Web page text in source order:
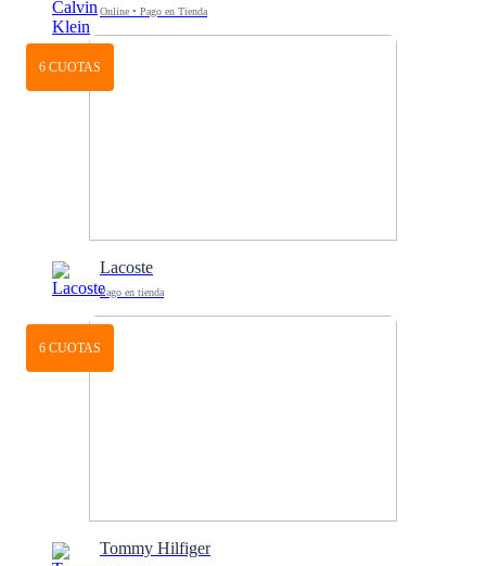
Online • Pago en Tienda
6 CUOTAS
Lacoste
Pago en tienda
6 CUOTAS
Tommy Hilfiger